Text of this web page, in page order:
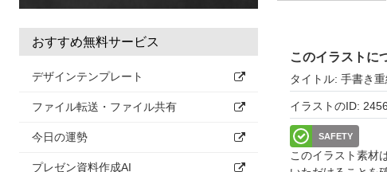
おすすめ無料サービス
デザインテンプレート
ファイル転送・ファイル共有
今日の運勢
プレゼン資料作成AI
このイラストに
タイトル: 手書き
イラストのID:
SAFETY
このイラスト素材